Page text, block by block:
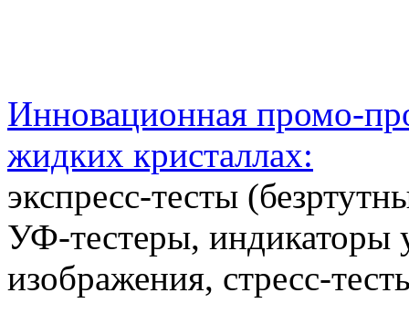
Инновационная промо-
жидких кристаллах:
экспресс-тесты
УФ-тестеры, индикаторы
изображения, стресс-